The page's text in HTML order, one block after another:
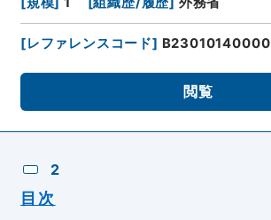
[レファレンスコード] B23010140000
閲覧
2
目次